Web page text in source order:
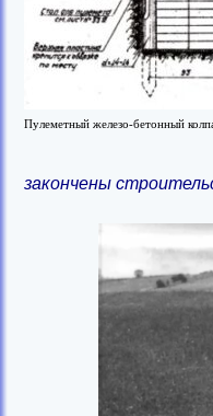
Пулеметный железо-бетонный
закончены